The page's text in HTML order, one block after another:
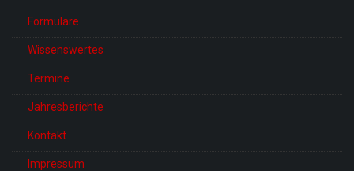
Formulare
Wissenswertes
Termine
Jahresberichte
Kontakt
Impressum